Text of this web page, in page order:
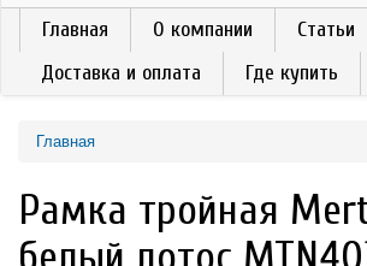
Главная О компании Статьи
Доставка и оплата
Где купить
Главная
Рамка тройная